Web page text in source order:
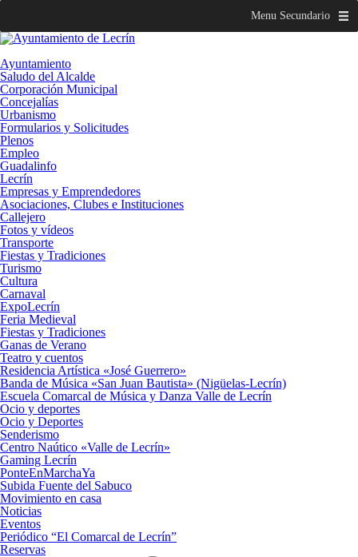
Menu Secundario
Ayuntamiento
Saludo del Alcalde
Corporación Municipal
Concejalías
Urbanismo
Formularios y Solicitudes
Plenos
Empleo
Guadalinfo
Lecrín
Empresas y Emprendedores
Asociaciones, Clubes e Instituciones
Callejero
Fotos y vídeos
Transporte
Fiestas y Tradiciones
Turismo
Cultura
Carnaval
ExpoLecrín
Feria Medieval
Fiestas y Tradiciones
Ganas de Verano
Teatro y cuentos
Residencia Artística «José Guerrero»
Banda de Música «San Juan Bautista» (Nigüelas-Lecrín)
Escuela Comarcal de Música y Danza Valle de Lecrín
Ocio y deportes
Ocio y Deportes
Senderismo
Centro Naútico «Valle de Lecrín»
Gaming Lecrín
PonteEnMarchaYa
Subida Fuente del Sabuco
Movimiento en casa
Noticias
Eventos
Periódico “El Comarcal de Lecrín”
Reservas